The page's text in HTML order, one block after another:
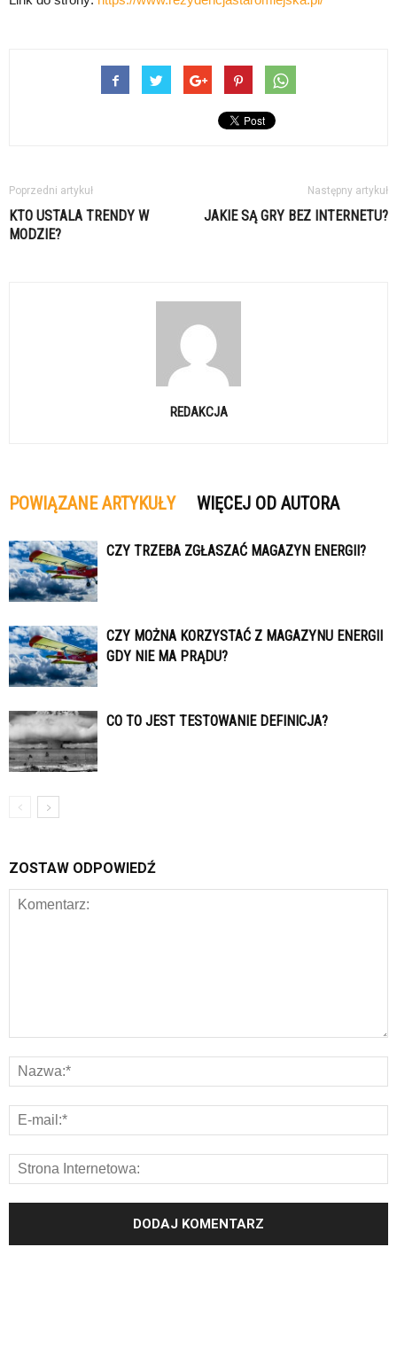
Poprzedni artykuł
KTO USTALA TRENDY W
MODZIE?
Następny artykuł
JAKIE SĄ GRY BEZ INTERNETU?
REDAKCJA
POWIĄZANE ARTYKUŁY WIĘCEJ OD AUTORA
CZY TRZEBA ZGŁASZAĆ MAGAZYN ENERGII?
CZY MOŻNA KORZYSTAĆ Z MAGAZYNU ENERGII
GDY NIE MA PRĄDU?
CO TO JEST TESTOWANIE DEFINICJA?
ZOSTAW ODPOWIEDŹ